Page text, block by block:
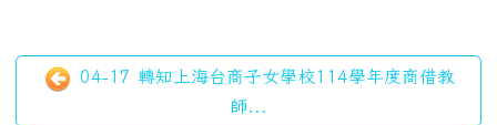
04-17 轉知上海台商子女學校114學年度商借教
師...